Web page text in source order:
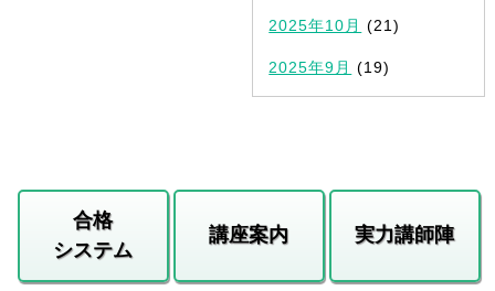
2025年10月 (21)
2025年9月 (19)
合格
システム
講座案内 実力講師陣